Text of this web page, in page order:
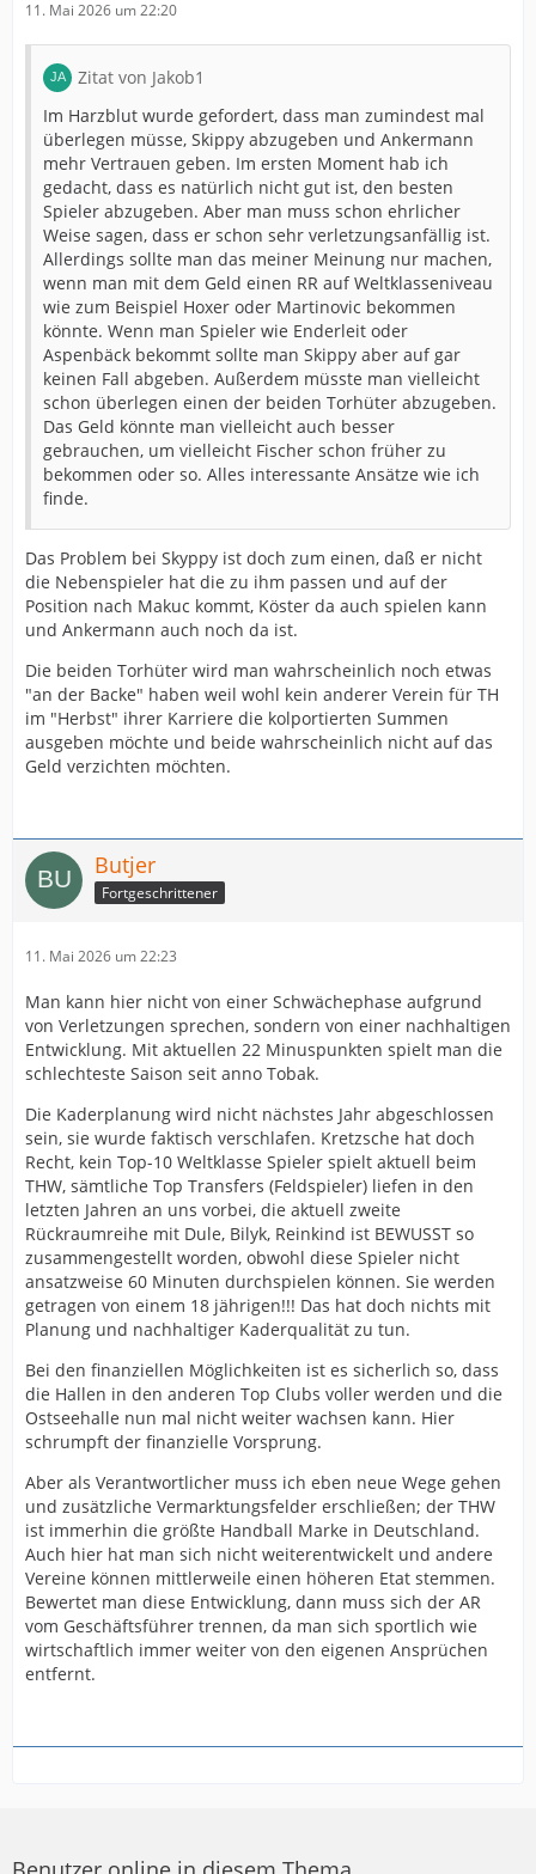
11. Mai 2026 um 22:20
Zitat von Jakob1
Im Harzblut wurde gefordert, dass man zumindest mal
überlegen müsse, Skippy abzugeben und Ankermann
mehr Vertrauen geben. Im ersten Moment hab ich
gedacht, dass es natürlich nicht gut ist, den besten
Spieler abzugeben. Aber man muss schon ehrlicher
Weise sagen, dass er schon sehr verletzungsanfällig ist.
Allerdings sollte man das meiner Meinung nur machen,
wenn man mit dem Geld einen RR auf Weltklasseniveau
wie zum Beispiel Hoxer oder Martinovic bekommen
könnte. Wenn man Spieler wie Enderleit oder
Aspenbäck bekommt sollte man Skippy aber auf gar
keinen Fall abgeben. Außerdem müsste man vielleicht
schon überlegen einen der beiden Torhüter abzugeben.
Das Geld könnte man vielleicht auch besser
gebrauchen, um vielleicht Fischer schon früher zu
bekommen oder so. Alles interessante Ansätze wie ich
finde.
Das Problem bei Skyppy ist doch zum einen, daß er nicht
die Nebenspieler hat die zu ihm passen und auf der
Position nach Makuc kommt, Köster da auch spielen kann
und Ankermann auch noch da ist.
Die beiden Torhüter wird man wahrscheinlich noch etwas
"an der Backe" haben weil wohl kein anderer Verein für TH
im "Herbst" ihrer Karriere die kolportierten Summen
ausgeben möchte und beide wahrscheinlich nicht auf das
Geld verzichten möchten.
Butjer
Fortgeschrittener
11. Mai 2026 um 22:23
Man kann hier nicht von einer Schwächephase aufgrund
von Verletzungen sprechen, sondern von einer nachhaltigen
Entwicklung. Mit aktuellen 22 Minuspunkten spielt man die
schlechteste Saison seit anno Tobak.
Die Kaderplanung wird nicht nächstes Jahr abgeschlossen
sein, sie wurde faktisch verschlafen. Kretzsche hat doch
Recht, kein Top-10 Weltklasse Spieler spielt aktuell beim
THW, sämtliche Top Transfers (Feldspieler) liefen in den
letzten Jahren an uns vorbei, die aktuell zweite
Rückraumreihe mit Dule, Bilyk, Reinkind ist BEWUSST so
zusammengestellt worden, obwohl diese Spieler nicht
ansatzweise 60 Minuten durchspielen können. Sie werden
getragen von einem 18 jährigen!!! Das hat doch nichts mit
Planung und nachhaltiger Kaderqualität zu tun.
Bei den finanziellen Möglichkeiten ist es sicherlich so, dass
die Hallen in den anderen Top Clubs voller werden und die
Ostseehalle nun mal nicht weiter wachsen kann. Hier
schrumpft der finanzielle Vorsprung.
Aber als Verantwortlicher muss ich eben neue Wege gehen
und zusätzliche Vermarktungsfelder erschließen; der THW
ist immerhin die größte Handball Marke in Deutschland.
Auch hier hat man sich nicht weiterentwickelt und andere
Vereine können mittlerweile einen höheren Etat stemmen.
Bewertet man diese Entwicklung, dann muss sich der AR
vom Geschäftsführer trennen, da man sich sportlich wie
wirtschaftlich immer weiter von den eigenen Ansprüchen
entfernt.